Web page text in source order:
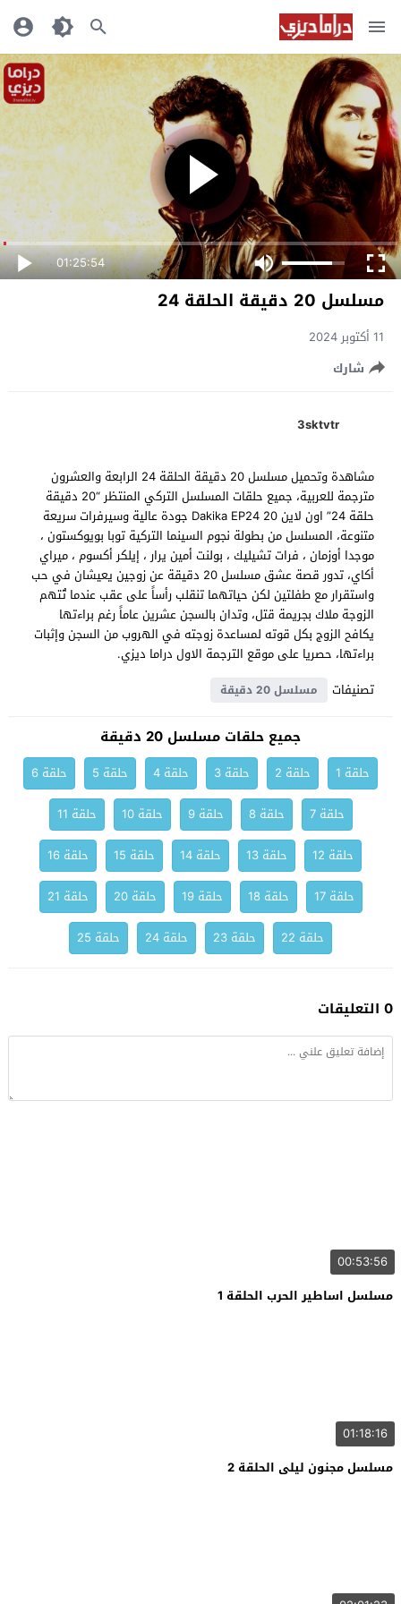
01:25:54
مسلسل 20 دقيقة الحلقة 24
11 أكتوبر 2024
شارك
3sktvtr
مشاهدة وتحميل مسلسل 20 دقيقة الحلقة 24 الرابعة والعشرون
مترجمة للعربية، جميع حلقات المسلسل التركي المنتظر “20 دقيقة
حلقة 24” اون لاين 20 Dakika EP24 جودة عالية وسيرفرات سريعة
متنوعة، المسلسل من بطولة نجوم السينما التركية توبا بويوكستون ،
موجدا أوزمان ، فرات تشيليك ، بولنت أمين يرار ، إيلكر أكسوم ، ميراي
أكاي، تدور قصة عشق مسلسل 20 دقيقة عن زوجين يعيشان في حب
واستقرار مع طفلتين لكن حياتهما تنقلب رأساً على عقب عندما تُتهم
الزوجة ملاك بجريمة قتل، وتدان بالسجن عشرين عاماً رغم براءتها
يكافح الزوج بكل قوته لمساعدة زوجته في الهروب من السجن وإثبات
براءتها، حصريا على موقع الترجمة الاول دراما ديزي.
تصنيفات
مسلسل 20 دقيقة
جميع حلقات مسلسل 20 دقيقة
حلقة 1 حلقة 2 حلقة 3 حلقة 4 حلقة 5
حلقة 6
حلقة 7
حلقة 8 حلقة 9 حلقة 10
حلقة 11
حلقة 12
حلقة 13 حلقة 14 حلقة 15
حلقة 16
حلقة 17
حلقة 18 حلقة 19 حلقة 20
حلقة 21
حلقة 22
حلقة 23 حلقة 24 حلقة 25
0 التعليقات
00:53:56
مسلسل اساطير الحرب الحلقة 1
01:18:16
مسلسل مجنون ليلى الحلقة 2